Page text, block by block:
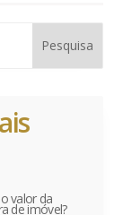
valor da
de imóvel?